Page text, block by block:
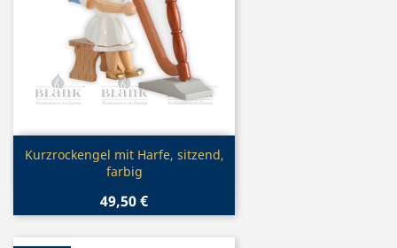
Vorschau
Kurzrockengel mit Harfe, sitzend,
farbig
49,50 €